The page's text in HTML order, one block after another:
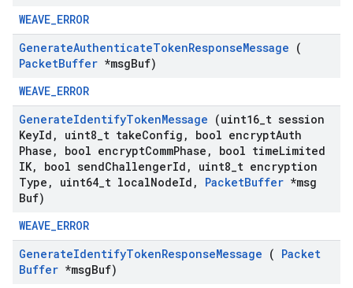
WEAVE_ERROR
GenerateAuthenticateTokenResponseMessage (
PacketBuffer *msgBuf)
WEAVE_ERROR
GenerateIdentifyTokenMessage (uint16 t session
KeyId , uint8 t takeConfig , bool encryptAuth
Phase , bool encryptCommPhase , bool timeLimited
IK, bool sendChallengerId , uint8 t encryption
Type , uint64 t localNodeId , PacketBuffer *msg
Buf)
WEAVE_ERROR
GenerateIdentifyTokenResponseMessage ( Packet
Buffer *msgBuf)